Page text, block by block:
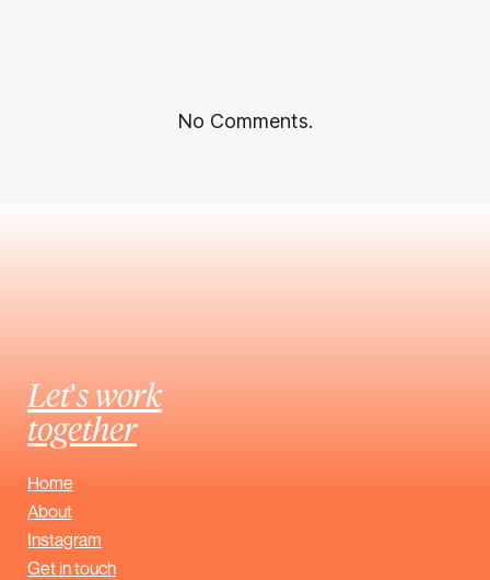
No Comments.
Let's work
together
Home
About
Instagram
Get in touch